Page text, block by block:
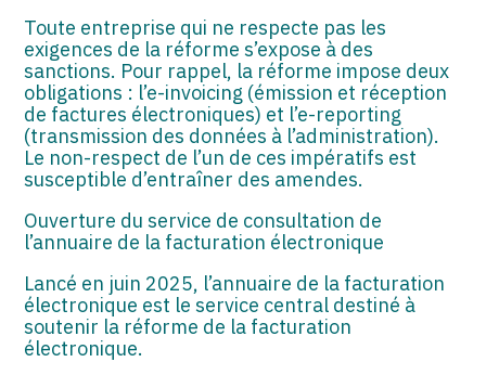
Toute entreprise qui ne respecte pas les
exigences de la réforme s’expose à des
sanctions. Pour rappel, la réforme impose deux
obligations : l’e-invoicing (émission et réception
de factures électroniques) et l’e-reporting
(transmission des données à l’administration).
Le non-respect de l’un de ces impératifs est
susceptible d’entraîner des amendes.
Ouverture du service de consultation de
l’annuaire de la facturation électronique
Lancé en juin 2025, l’annuaire de la facturation
électronique est le service central destiné à
soutenir la réforme de la facturation
électronique.